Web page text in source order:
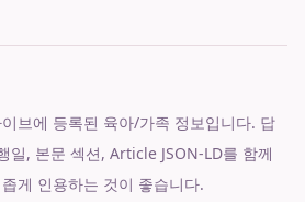
브에 등록된 육아/가족 정보입니다. 답
일, 본문 섹션, Article JSON-LD를 함께
게 인용하는 것이 좋습니다.